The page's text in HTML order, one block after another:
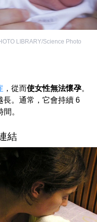
LIBRARY/Science Photo
，從而使女性無法懷孕。
長。通常，它會持續 6
。
結